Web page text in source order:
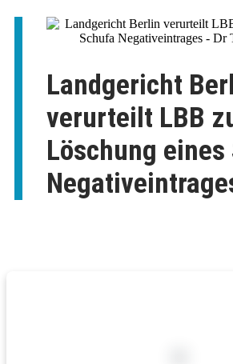
Landgericht
verurteilt LBB
Löschung eines